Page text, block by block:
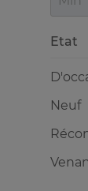
Etat
Neuf